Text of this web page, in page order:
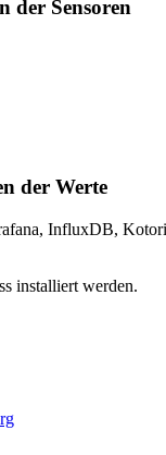
der Sensoren
der Werte
InfluxDB,
installiert werden.